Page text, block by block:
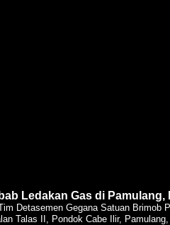
Ledakan Gas di
Detasemen Gegana Satuan Brimob
Talas II, Pondok Cabe Ilir,